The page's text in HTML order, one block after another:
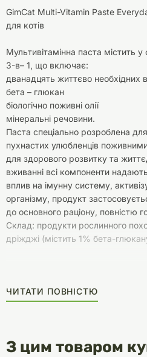
GimCat Multi-Vitamin Paste
для котів
Мультивітамінна паста містить
3-в– 1, що включає:
дванадцять життєво необхідних
бета – глюкан
біологічно поживні олії
мінеральні речовини.
Паста спеціально розроблена
пухнастих улюбленців
для здорового розвитку та
вживанні всі компоненти
вплив на імунну систему,
організму, продукт
до основного раціону, повністю
Склад: продукти рослинного
дріжджі (містить 1% бета-
ЧИТАТИ ПОВНІСТЮ
З цим товаром